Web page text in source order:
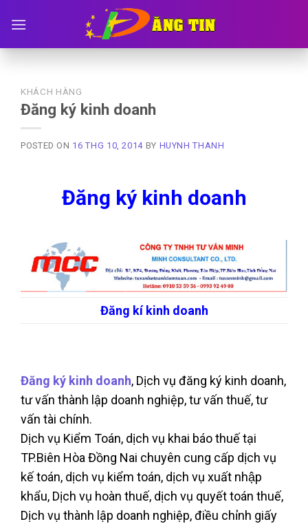
KHÁCH HÀNG
Đăng ký kinh doanh
POSTED ON 16 THG 10, 2014 BY HUYNH THANH
Đăng ký kinh doanh
Đăng kí kinh doanh
Đăng ký kinh doanh, Dịch vụ đăng ký kinh doanh,
tư vấn thành lập doanh nghiệp, tư vấn thuế, tư
vấn tài chính.
Dịch vụ Kiểm Toán, dịch vụ khai báo thuế tại
TP.Biên Hòa Đồng Nai chuyên cung cấp dịch vụ
kế toán, dịch vụ kiểm toán, dịch vụ xuất nhập
khẩu, Dịch vụ hoàn thuế, dịch vụ quyết toán thuế,
Dịch vụ thành lập doanh nghiệp, điều chỉnh giấy